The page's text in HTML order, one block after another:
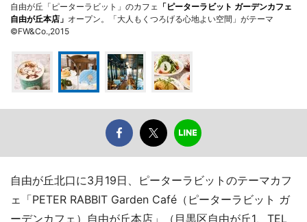
自由が丘「ピーターラビット」のカフェ 「ピーターラビット ガーデンカフェ
自由が丘本店」 オープン。「大人もくつろげる心地よい空間」がテーマ
©FW&Co.,2015
自由が丘北口に3月19日、ピーターラビットのテーマカフ
ェ「PETER RABBIT Garden Café（ピーターラビット ガ
ーデンカフェ）自由が丘本店」（目黒区自由が丘1、TEL